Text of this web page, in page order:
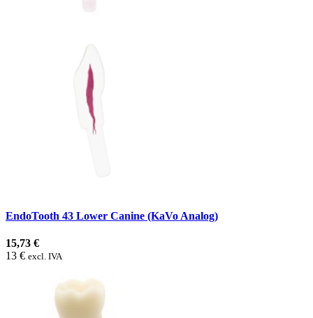
EndoTooth 43 Lower Canine (KaVo Analog)
15,73 €
13 € excl. IVA